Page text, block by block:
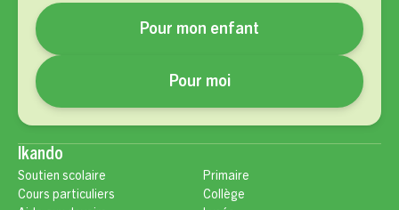
Pour mon enfant
Pour moi
Ikando
Soutien scolaire
Cours particuliers
Primaire
Collège